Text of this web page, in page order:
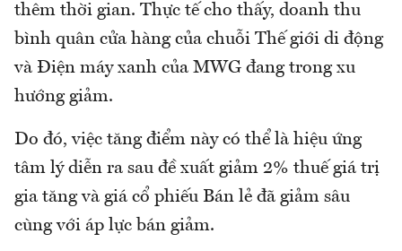
thêm thời gian. Thực tế cho thấy, doanh thu
bình quân cửa hàng của chuỗi Thế giới di động
và Điện máy xanh của MWG đang trong xu
hướng giảm.
Do đó, việc tăng điểm này có thể là hiệu ứng
tâm lý diễn ra sau đề xuất giảm 2% thuế giá trị
gia tăng và giá cổ phiếu Bán lẻ đã giảm sâu
cùng với áp lực bán giảm.